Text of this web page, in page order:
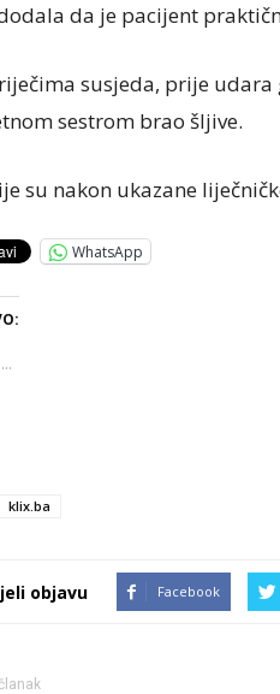
da je pacijent
susjeda, prije udara
sestrom brao šljive.
su nakon ukazane
WhatsApp
klix.ba
objavu Facebook